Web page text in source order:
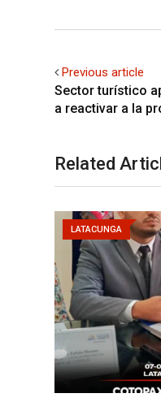
Previous article
Sector turístico
a reactivar a la
Related
LATACUNGA